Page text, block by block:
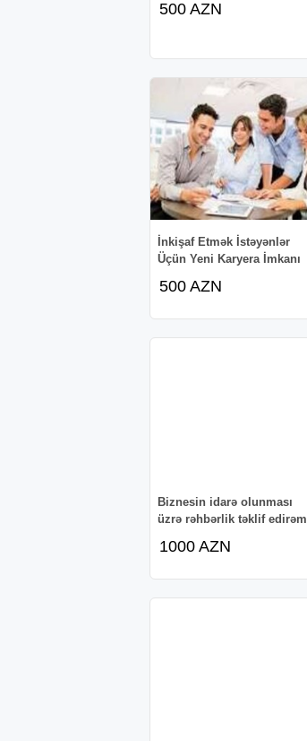
500 AZN
İnkişaf Etmək İstəyənlər
Üçün Yeni Karyera İmkanı
500 AZN
Biznesin idarə olunması
üzrə rəhbərlik təklif edirəm
1000 AZN